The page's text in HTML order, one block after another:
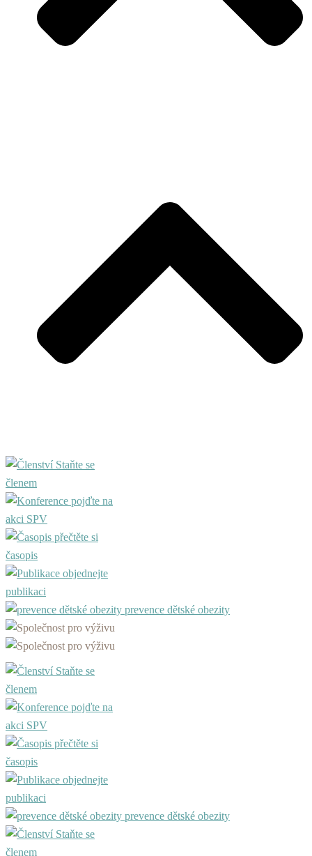
Staňte se
členem
pojďte na
akci SPV
přečtěte si
časopis
objednejte
publikaci
prevence dětské obezity
Staňte se
členem
pojďte na
akci SPV
přečtěte si
časopis
objednejte
publikaci
prevence dětské obezity
Staňte se
členem